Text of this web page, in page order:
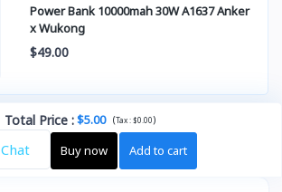
Power Bank 10000mah 30W A1637 Anker
x Wukong
$49.00
Total Price:$5.00 (Tax :$0.00)
Chat Buy now Add to cart